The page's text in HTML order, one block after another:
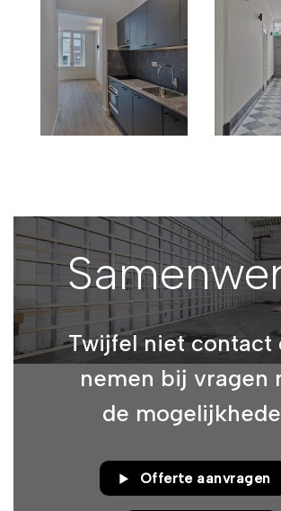
Twijfel niet contact
nemen bij vragen
de
Offerte aanvragen